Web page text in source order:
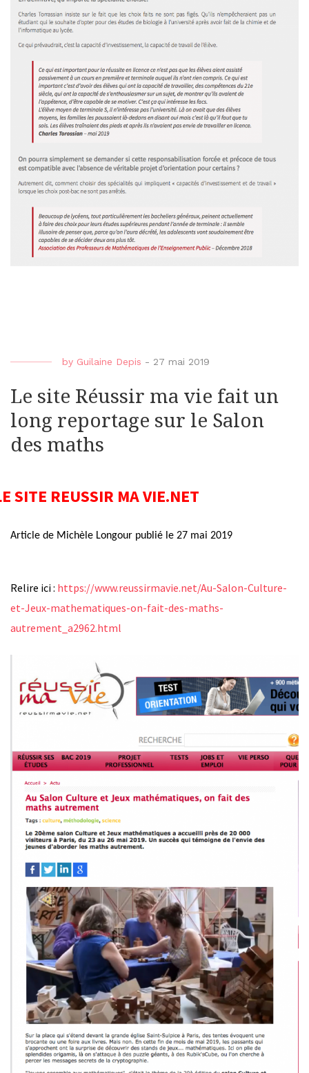
by Guilaine Depis - 27 mai 2019
Le site Réussir ma vie fait un
long reportage sur le Salon
des maths
SITE REUSSIR MA VIE.NET
Article de Michèle Longour publié le 27 mai 2019
Relire ici : https://www.reussirmavie.net/Au-Salon-Culture-
et-Jeux-mathematiques-on-fait-des-maths-
autrement_a2962.html